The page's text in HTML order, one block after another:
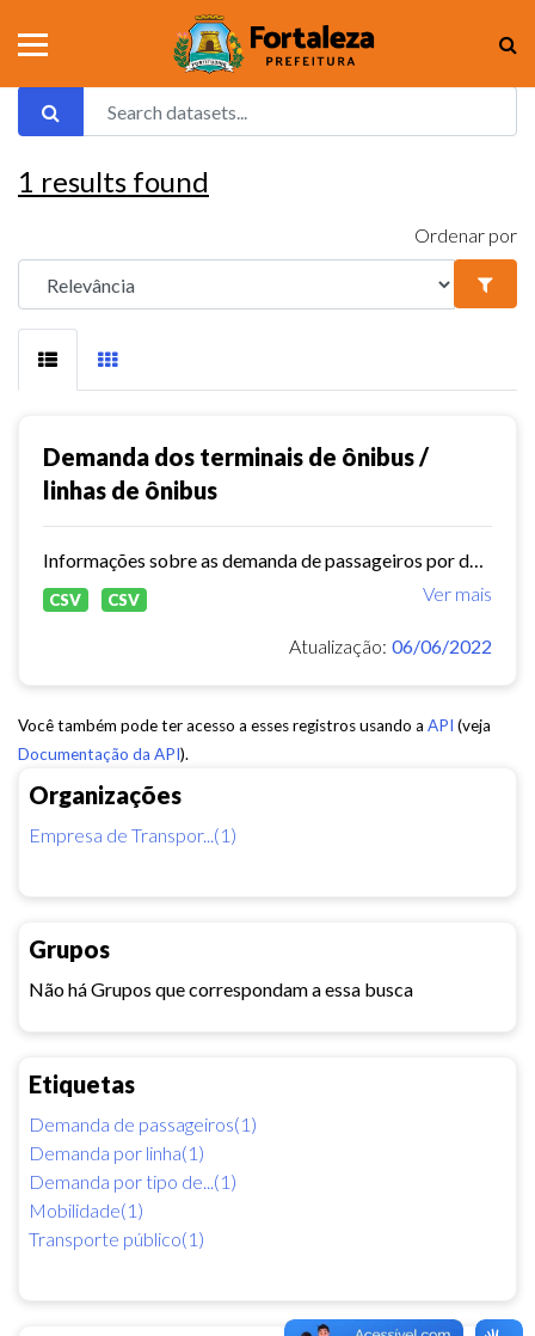
Organizações
Empresa de Transpor...(1)
Grupos
Não há Grupos que correspondam a essa busca
Etiquetas
Demanda de passageiros(1)
Demanda por linha(1)
Demanda por tipo de...(1)
Mobilidade(1)
Transporte público(1)
1 results found
Ordenar por
Demanda dos terminais de ônibus /
linhas de ônibus
Ver mais
CSV CSV
Atualização: 06/06/2022
Você também pode ter acesso a esses registros usando a API (veja
Documentação da API).